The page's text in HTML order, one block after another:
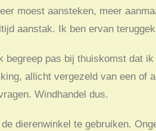
moest aansteken, meer
aanstak. Ik ben ervan
begreep pas bij thuiskomst dat
allicht vergezeld van een of
Windhandel dus.
dierenwinkel te gebruiken.